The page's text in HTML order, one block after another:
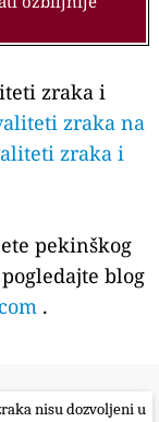
zraka i
zraka na
zraka i
pekinškog
blog
.
nisu dozvoljeni u